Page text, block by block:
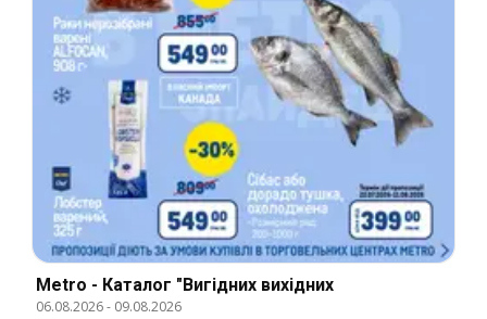
Metro - Каталог "Вигідних вихідних
06.08.2026- 09.08.2026